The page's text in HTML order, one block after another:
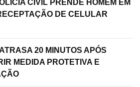
CIVIL PRENDE HOMEM EM
DE CELULAR
20 MINUTOS APÓS
MEDIDA PROTETIVA E